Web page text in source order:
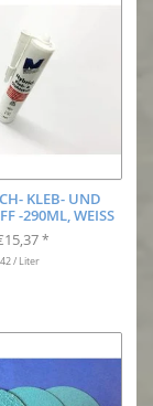
KLEB- UND
-290ML, WEISS
*
/ Liter